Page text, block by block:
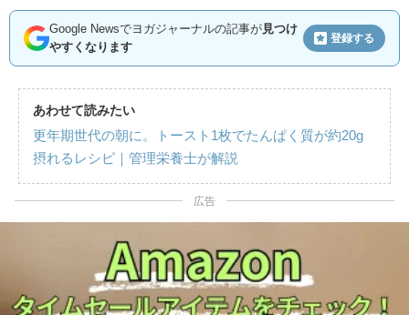
Google Newsでヨガジャーナルの記事が見つけ
やすくなります
登録する
あわせて読みたい
更年期世代の朝に。トースト1枚でたんぱく質が約20g
摂れるレシピ｜管理栄養士が解説
広告